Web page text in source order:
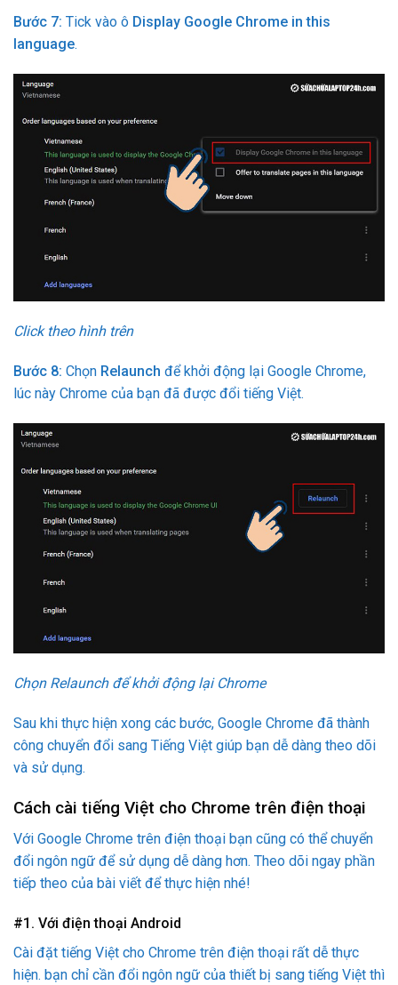
Bước 7: Tick vào ô Display Google Chrome in this
language.
Click theo hình trên
Bước 8: Chọn Relaunch để khởi động lại Google Chrome,
lúc này Chrome của bạn đã được đổi tiếng Việt.
Chọn Relaunch để khởi động lại Chrome
Sau khi thực hiện xong các bước, Google Chrome đã thành
công chuyển đổi sang Tiếng Việt giúp bạn dễ dàng theo dõi
và sử dụng.
Cách cài tiếng Việt cho Chrome trên điện thoại
Với Google Chrome trên điện thoại bạn cũng có thể chuyển
đổi ngôn ngữ để sử dụng dễ dàng hơn. Theo dõi ngay phần
tiếp theo của bài viết để thực hiện nhé!
#1. Với điện thoại Android
Cài đặt tiếng Việt cho Chrome trên điện thoại rất dễ thực
hiện. bạn chỉ cần đổi ngôn ngữ của thiết bị sang tiếng Việt thì